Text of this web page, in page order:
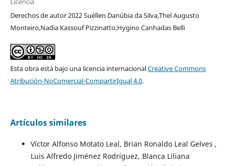
Derechos de autor 2022 Suéllen Danúbia da Silva,Thel Augusto
Monteiro,Nadia Kassouf Pizzinatto,Hygino Canhadas Belli
Esta obra está bajo una licencia internacionalCreative Commons
Atribución-NoComercial-CompartirIgual 4.0.
Artículos similares
Víctor Alfonso Motato Leal, Brian Ronaldo Leal Gelves ,
Luis Alfredo Jiménez Rodríguez, Blanca Liliana